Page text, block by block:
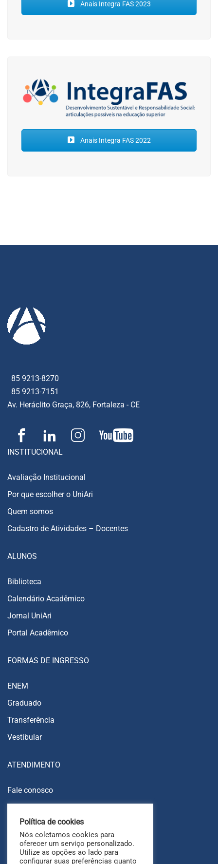
Anais Integra FAS 2023
Anais Integra FAS 2022
85 9213-8270
85 9213-7151
Av. Heráclito Graça, 826, Fortaleza - CE
INSTITUCIONAL
Avaliação Institucional
Por que escolher o UniAri
Quem somos
Cadastro de Atividades – Docentes
ALUNOS
Biblioteca
Calendário Acadêmico
Jornal UniAri
Portal Acadêmico
FORMAS DE INGRESSO
ENEM
Graduado
Transferência
Vestibular
ATENDIMENTO
Fale conosco
Ouvidoria
FAQ
Política de cookies
Nós coletamos cookies para
oferecer um serviço personalizado.
Utilize as opções ao lado para
configurar suas preferências quanto